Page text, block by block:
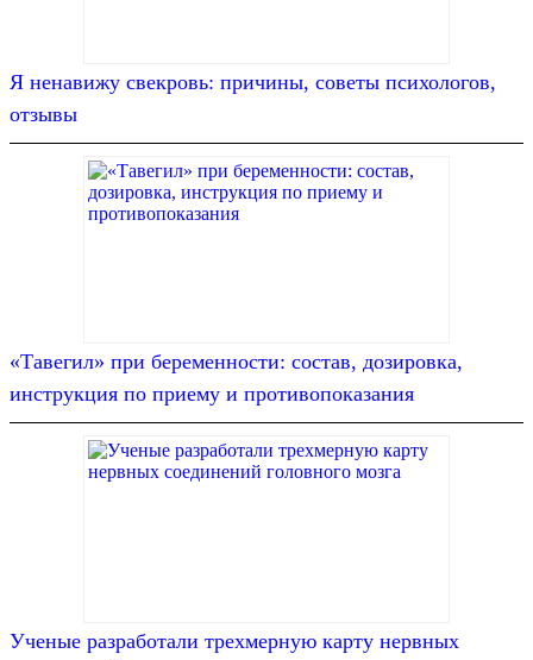
Я ненавижу свекровь: причины, советы психологов,
отзывы
«Тавегил» при беременности: состав, дозировка,
инструкция по приему и противопоказания
Ученые разработали трехмерную карту нервных